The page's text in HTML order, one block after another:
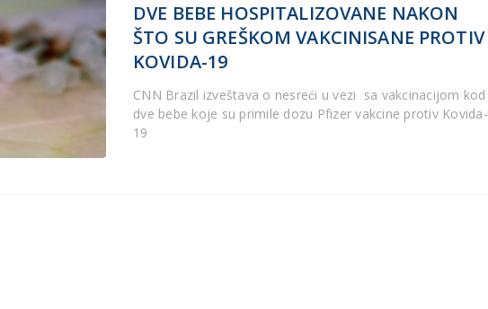
DVE BEBE HOSPITALIZOVANE NAKON
ŠTO SU GREŠKOM VAKCINISANE PROTIV
KOVIDA-19
CNN Brazil izveštava o nesreći u vezi sa vakcinacijom kod
dve bebe koje su primile dozu Pfizer vakcine protiv Kovida-
19